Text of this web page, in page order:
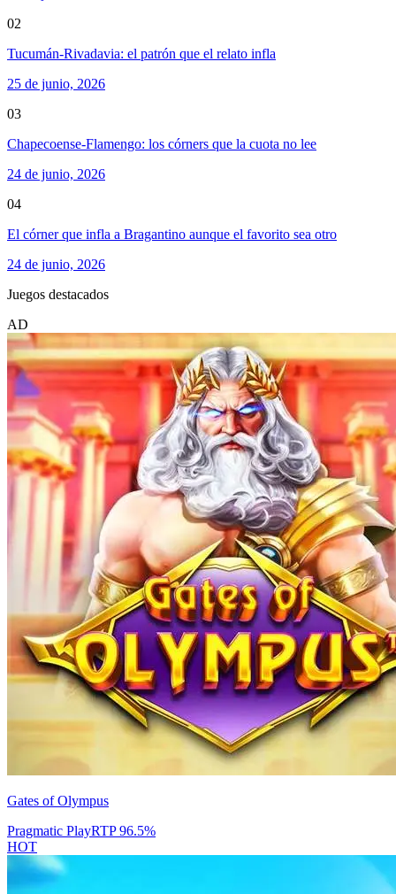
02
Tucumán-Rivadavia: el patrón que el relato infla
25 de junio, 2026
03
Chapecoense-Flamengo: los córners que la cuota no lee
24 de junio, 2026
04
El córner que infla a Bragantino aunque el favorito sea otro
24 de junio, 2026
Juegos destacados
AD
Gates of Olympus
Pragmatic PlayRTP96.5%
HOT